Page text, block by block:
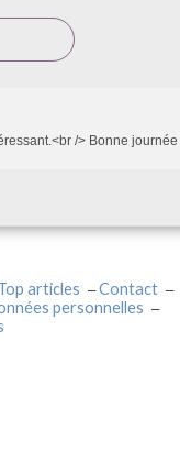
/> Bonne
articles
Contact
personnelles